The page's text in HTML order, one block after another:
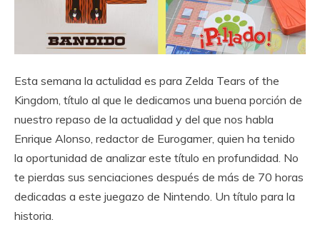
Esta semana la actulidad es para Zelda Tears of the
Kingdom, título al que le dedicamos una buena porción de
nuestro repaso de la actualidad y del que nos habla
Enrique Alonso, redactor de Eurogamer, quien ha tenido
la oportunidad de analizar este título en profundidad. No
te pierdas sus senciaciones después de más de 70 horas
dedicadas a este juegazo de Nintendo. Un título para la
historia.